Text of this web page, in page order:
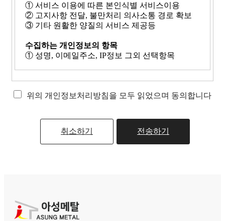
① 서비스 이용에 따른 본인식별 서비스이용
② 고지사항 전달, 불만처리 의사소통 경로 확보
③ 기타 원활한 양질의 서비스 제공등
수집하는 개인정보의 항목
① 성명, 이메일주소, IP정보 그외 선택항목
제시 즉시 삭제할 수 있으며 게시판에 수집된 개인
위의 개인정보처리방침을 모두 읽었으며 동의합니다
취소하기 전송하기